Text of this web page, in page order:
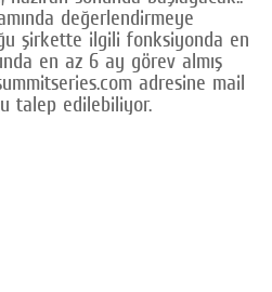
değerlendirmeye
şirkette ilgili fonksiyonda en
en az 6 ay görev almış
adresine mail
talep edilebiliyor.